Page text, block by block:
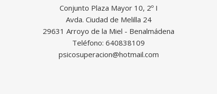
Conjunto Plaza Mayor 10, 2º I
Avda. Ciudad de Melilla 24
29631 Arroyo de la Miel - Benalmádena
Teléfono: 640838109
psicosuperacion@hotmail.com